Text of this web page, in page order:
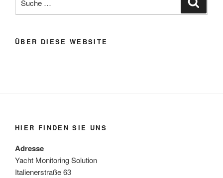
nach:
ÜBER DIESE WEBSITE
HIER FINDEN SIE UNS
Adresse
Yacht Monitoring Solution
Italienerstraße 63